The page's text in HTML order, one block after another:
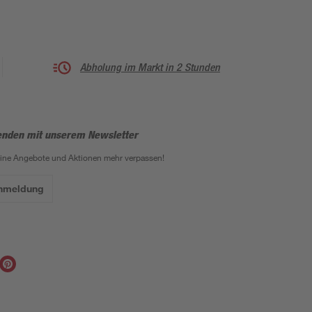
Abholung im Markt in 2 Stunden
mit unserem Newsletter
Angebote und Aktionen mehr verpassen!